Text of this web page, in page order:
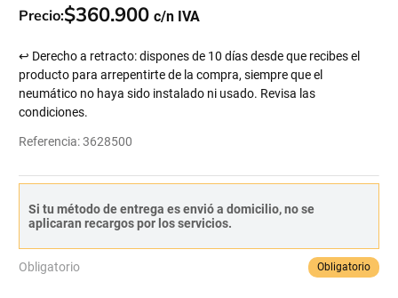
Precio:$360.900
↩ Derecho a retracto: dispones de 10 días desde que recibes el
producto para arrepentirte de la compra, siempre que el
neumático no haya sido instalado ni usado. Revisa las
condiciones.
Referencia:3628500
Si tu método de entrega es envió a domicilio, no se
aplicaran recargos por los servicios.
Obligatorio Obligatorio